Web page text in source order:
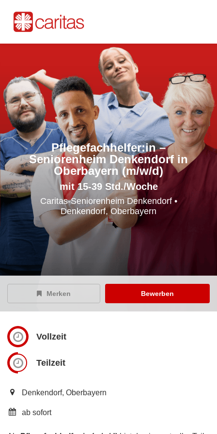
Pflegefachhelfer:in –
Seniorenheim Denkendorf in
Oberbayern (m/w/d)
mit 15-39 Std./Woche
Caritas-Seniorenheim Denkendorf •
Denkendorf, Oberbayern
Merken Bewerben
Vollzeit
Teilzeit
Denkendorf, Oberbayern
ab sofort